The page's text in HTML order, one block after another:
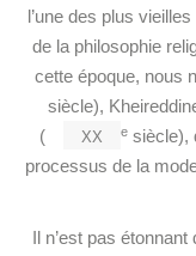
l’une des plus
de la philosophie
cette époque, nous
siècle),
(
xx e siècle),
processus de la
Il n’est pas